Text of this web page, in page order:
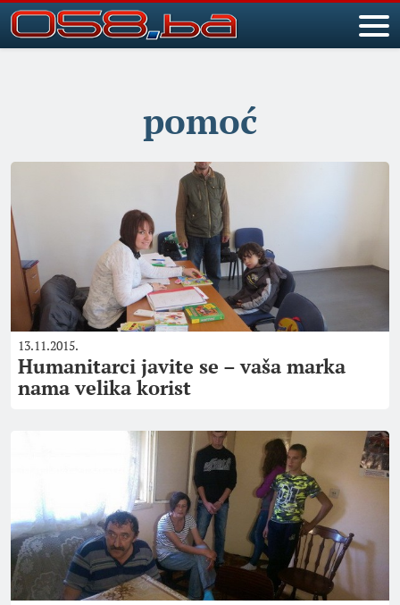
pomoć
13.11.2015.
Humanitarci javite se – vaša marka
nama velika korist